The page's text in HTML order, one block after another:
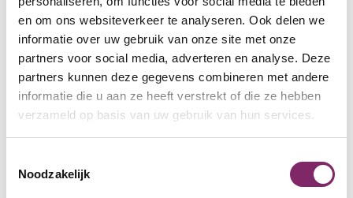
en om ons websiteverkeer te analyseren. Ook delen we
informatie over uw gebruik van onze site met onze
partners voor social media, adverteren en analyse. Deze
partners kunnen deze gegevens combineren met andere
informatie die u aan ze heeft verstrekt of die ze hebben
verzameld op basis van uw gebruik van hun services.
Noodzakelijk
keihard mee aan de slag gaat.
Wat wilt u delen met andere partners van de
Koepel?
Wij nemen graag deel aan events, inspiratie- en
netwerksessies om zo in contact te komen met
andere partners van de koepel en ervaringen en
tips onderling uit te wisselen.
Neem een kijkje op onze
website Yes Facility